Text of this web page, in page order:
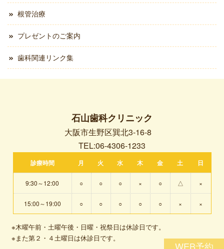
根管治療
プレゼントのご案内
歯科関連リンク集
石山歯科クリニック
大阪市生野区巽北3-16-8
TEL:06-4306-1233
診療時間 月 火 水 木 金 土 日
9:30～12:00 ○ ○ ○ × ○ △ ×
15:00～19:00 ○ ○ ○ ○ ○ × ×
※木曜午前・土曜午後・日曜・祝祭日は休診日です。
※また第２・４土曜日は休診日です。